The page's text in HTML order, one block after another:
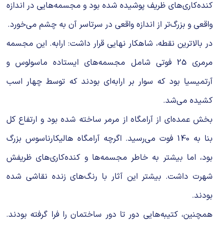
کنده‌کاری‌های ظریف پوشیده شده بود و مجسمه‌هایی در اندازه
واقعی و بزرگ‌تر از اندازه واقعی در سرتاسر آن به چشم می‌خورد.
در بالاترین نقطه، شاهکار نهایی قرار داشت: ارابه. این مجسمه
مرمری 25 فوتی شامل مجسمه‌های ایستاده ماسولوس و
آرتمیسیا بود که سوار بر ارابه‌ای بودند که توسط چهار اسب
کشیده می‌شد.
بخش عمده‌ای از آرامگاه از مرمر ساخته شده بود و ارتفاع کل
بنا به 140 فوت می‌رسید. اگرچه آرامگاه هالیکارناسوس بزرگ
بود، اما بیشتر به خاطر مجسمه‌ها و کنده‌کاری‌های ظریفش
شهرت داشت. بیشتر این آثار با رنگ‌های زنده نقاشی شده
بودند.
همچنین، کتیبه‌هایی دور تا دور ساختمان را فرا گرفته بودند.